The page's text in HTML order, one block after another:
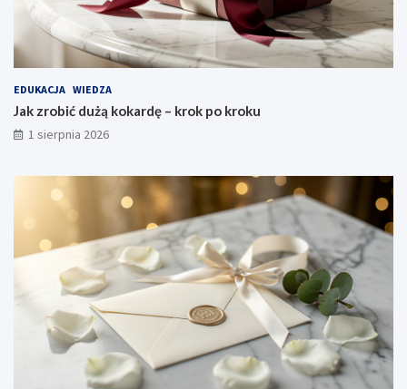
EDUKACJA WIEDZA
Jak zrobić dużą kokardę – krok po kroku
1 sierpnia 2026